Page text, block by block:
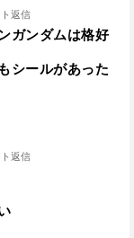
返信
ガンダムは格好
シールがあった
返信